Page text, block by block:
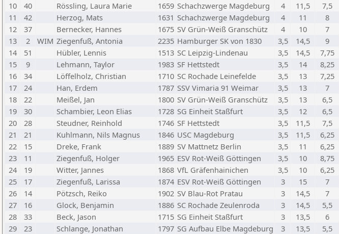
10
40 Rössling, Laura Marie 1659 Schachzwerge Magdeburg 4 11,5
7,5
11
42 Herzog, Mats 1631 Schachzwerge Magdeburg 4 11
8
12
37 Bernecker, Hannes 1675 SV Grün-Weiß Granschütz 4 10
7
13
2 WIM Ziegenfuß, Antonia 2235 Hamburger SK von 1830 3,5 14,5
9
14
51 Hübler, Lennis 1513 SC Leipzig-Lindenau 3,5 14,5
7,75
15
9 Lehmann, Taylor 1983 SF Hettstedt 3,5 14
8,25
16
34 Löffelholz, Christian 1710 SC Rochade Leinefelde 3,5 13
7,25
17
24 Han, Erdem 1787 SSV Vimaria 91 Weimar 3,5 13
7
18
22 Meißel, Jan 1800 SV Grün-Weiß Granschütz 3,5 13
6,5
19
30 Schambier, Leon Elias 1728 SG Einheit Staßfurt 3,5 12
6,5
20
28 Steudner, Reinhold 1746 SF Hettstedt 3,5 11,5
7,5
21
21 Kuhlmann, Nils Magnus 1846 USC Magdeburg 3,5 11,5
6,25
22
15 Dreke, Frank 1889 SV Mattnetz Berlin 3,5 11
6,25
23
11 Ziegenfuß, Holger 1965 ESV Rot-Weiß Göttingen 3,5 10
8,75
24
19 Witter, Jannes 1868 VfL Gräfenhainichen 3,5 10
6,25
25
17 Ziegenfuß, Larissa 1874 ESV Rot-Weiß Göttingen 3 15
7
26
14 Pötzsch, Reiko 1902 SV Blau-Rot Pratau 3 14,5
7
27
16 Glock, Benjamin 1886 SC Rochade Zeulenroda 3 14,5
5,5
28
33 Beck, Jason 1715 SG Einheit Staßfurt 3 13,5
6
29
23 Schlange, Jonathan 1797 SG Aufbau Elbe Magdeburg 3 13,5
5,5